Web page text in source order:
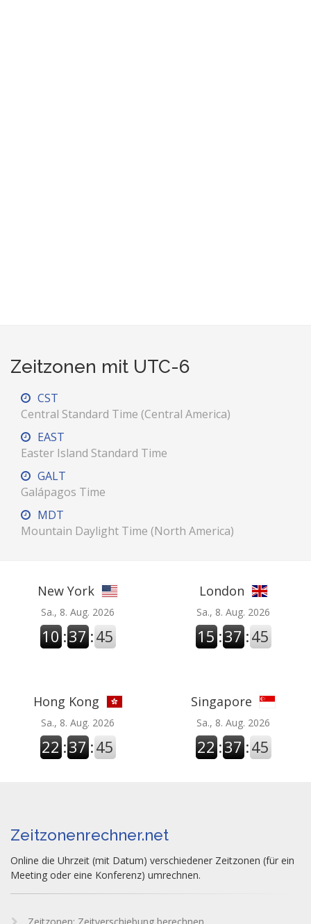
Zeitzonen mit UTC-6
CST
Central Standard Time (Central America)
EAST
Easter Island Standard Time
GALT
Galápagos Time
MDT
Mountain Daylight Time (North America)
New York
Sa., 8. Aug. 2026
10 :37 :45
London
Sa., 8. Aug. 2026
15 :37 :45
Hong Kong
Sa., 8. Aug. 2026
22 :37 :45
Singapore
Sa., 8. Aug. 2026
22 :37 :45
Zeitzonenrechner.net
Online die Uhrzeit (mit Datum) verschiedener Zeitzonen (für ein
Meeting oder eine Konferenz) umrechnen.